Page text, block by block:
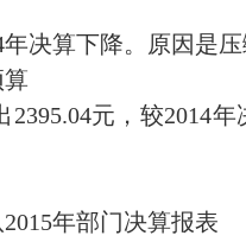
决算下降。原因是
算
元，较2014
年部门决算报表